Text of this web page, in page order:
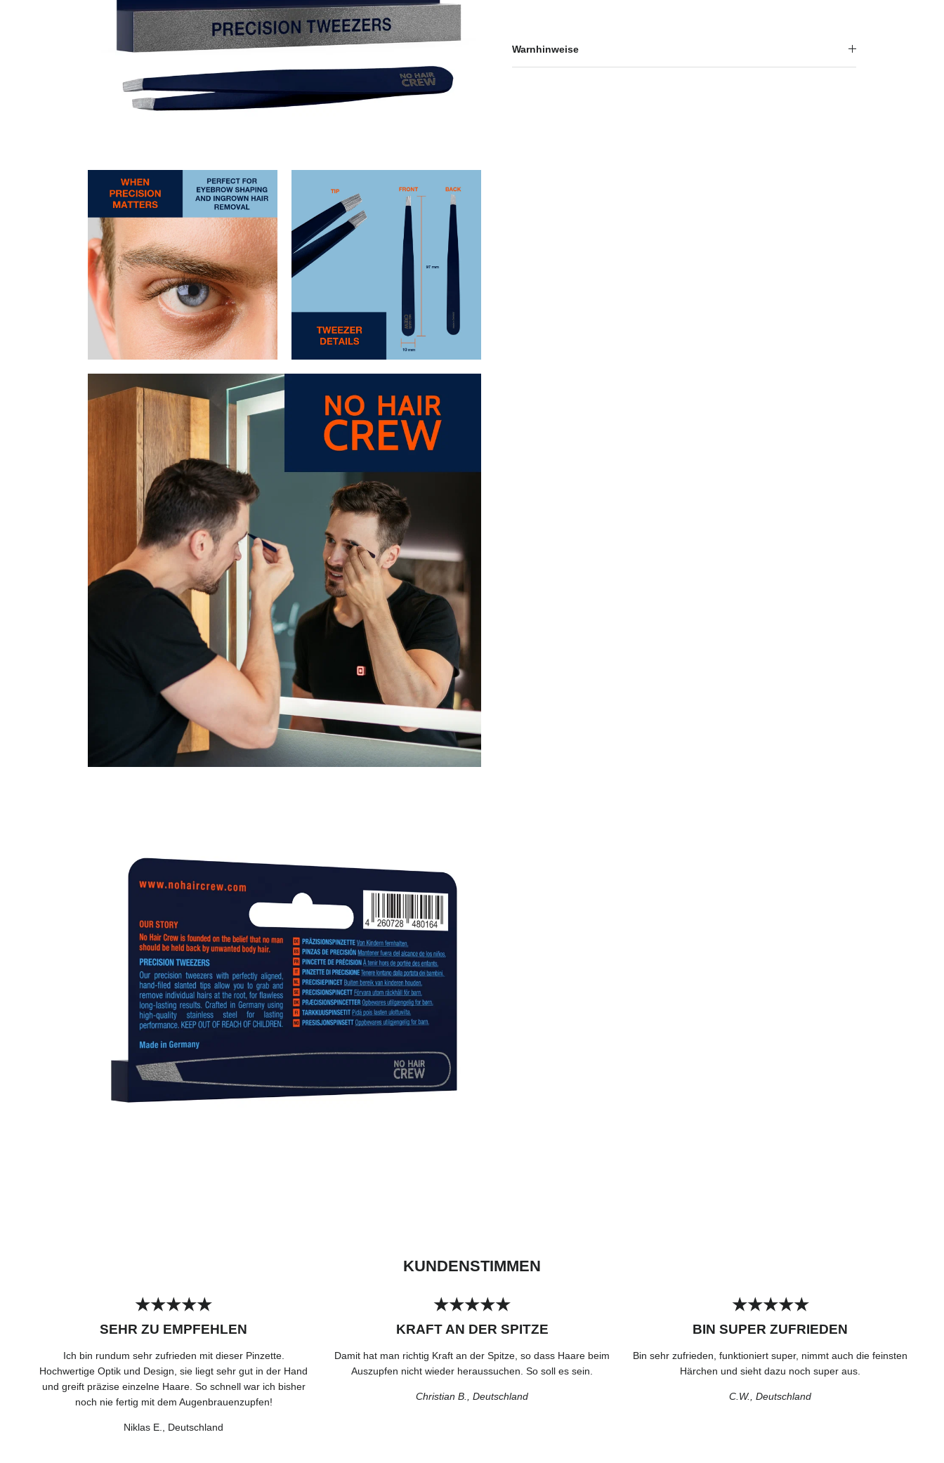
Warnhinweise
KUNDENSTIMMEN
★★★★★
SEHR ZU EMPFEHLEN
Ich bin rundum sehr zufrieden mit dieser Pinzette.
Hochwertige Optik und Design, sie liegt sehr gut in der Hand
und greift präzise einzelne Haare. So schnell war ich bisher
noch nie fertig mit dem Augenbrauenzupfen!
Niklas E., Deutschland
★★★★★
KRAFT AN DER SPITZE
Damit hat man richtig Kraft an der Spitze, so dass Haare beim
Auszupfen nicht wieder heraussuchen. So soll es sein.
Christian B., Deutschland
★★★★★
BIN SUPER ZUFRIEDEN
Bin sehr zufrieden, funktioniert super, nimmt auch die feinsten
Härchen und sieht dazu noch super aus.
C.W., Deutschland